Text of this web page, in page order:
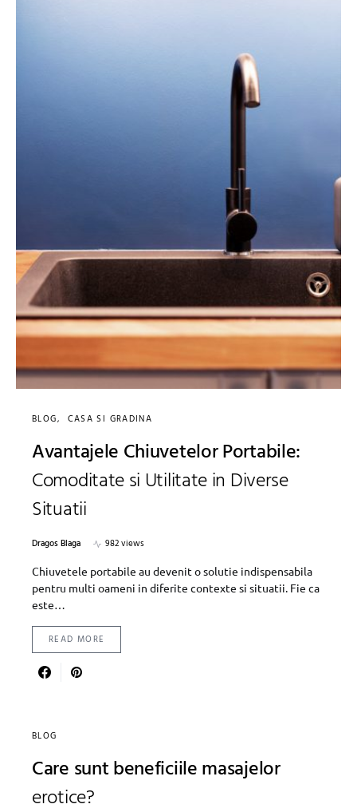
BLOG CASA SI GRADINA
Avantajele Chiuvetelor Portabile:
Comoditate si Utilitate in Diverse
Situatii
Dragos Blaga
982 views
Chiuvetele portabile au devenit o solutie indispensabila
pentru multi oameni in diferite contexte si situatii. Fie ca
este…
READ MORE
BLOG
Care sunt beneficiile masajelor
erotice?